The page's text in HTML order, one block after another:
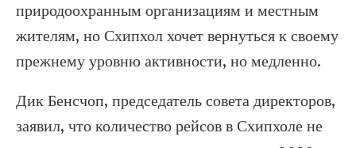
природоохранным организациям и местным
жителям, но Схипхол хочет вернуться к своему
прежнему уровню активности, но медленно.
Дик Бенсчоп, председатель совета директоров,
заявил, что количество рейсов в Схипхоле не